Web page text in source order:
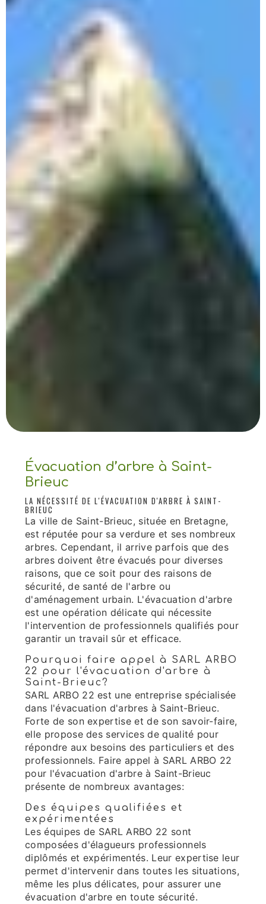
Évacuation d’arbre à Saint-
Brieuc
LA NÉCESSITÉ DE L'ÉVACUATION D'ARBRE À SAINT-
BRIEUC
La ville de Saint-Brieuc, située en Bretagne,
est réputée pour sa verdure et ses nombreux
arbres. Cependant, il arrive parfois que des
arbres doivent être évacués pour diverses
raisons, que ce soit pour des raisons de
sécurité, de santé de l'arbre ou
d'aménagement urbain. L'évacuation d'arbre
est une opération délicate qui nécessite
l'intervention de professionnels qualifiés pour
garantir un travail sûr et efficace.
Pourquoi faire appel à SARL ARBO
22 pour l'évacuation d'arbre à
Saint-Brieuc?
SARL ARBO 22 est une entreprise spécialisée
dans l'évacuation d'arbres à Saint-Brieuc.
Forte de son expertise et de son savoir-faire,
elle propose des services de qualité pour
répondre aux besoins des particuliers et des
professionnels. Faire appel à SARL ARBO 22
pour l'évacuation d'arbre à Saint-Brieuc
présente de nombreux avantages:
Des équipes qualifiées et
expérimentées
Les équipes de SARL ARBO 22 sont
composées d'élagueurs professionnels
diplômés et expérimentés. Leur expertise leur
permet d'intervenir dans toutes les situations,
même les plus délicates, pour assurer une
évacuation d'arbre en toute sécurité.